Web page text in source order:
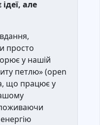
але
просто
у нашій
петлю» (open
що працює у